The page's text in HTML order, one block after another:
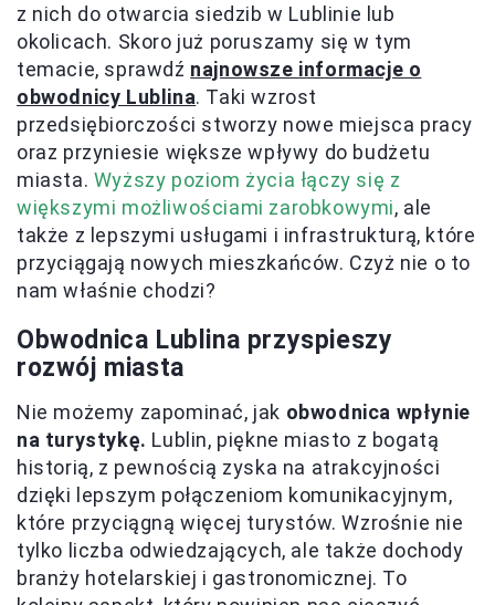
z nich do otwarcia siedzib w Lublinie lub
okolicach. Skoro już poruszamy się w tym
temacie, sprawdź najnowsze informacje o
obwodnicy Lublina. Taki wzrost
przedsiębiorczości stworzy nowe miejsca pracy
oraz przyniesie większe wpływy do budżetu
miasta. Wyższy poziom życia łączy się z
większymi możliwościami zarobkowymi, ale
także z lepszymi usługami i infrastrukturą, które
przyciągają nowych mieszkańców. Czyż nie o to
nam właśnie chodzi?
Obwodnica Lublina przyspieszy
rozwój miasta
Nie możemy zapominać, jak obwodnica wpłynie
na turystykę. Lublin, piękne miasto z bogatą
historią, z pewnością zyska na atrakcyjności
dzięki lepszym połączeniom komunikacyjnym,
które przyciągną więcej turystów. Wzrośnie nie
tylko liczba odwiedzających, ale także dochody
branży hotelarskiej i gastronomicznej. To